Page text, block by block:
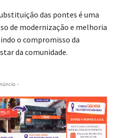
das pontes é uma
de modernização e melhoria
o compromisso da
da comunidade.
-